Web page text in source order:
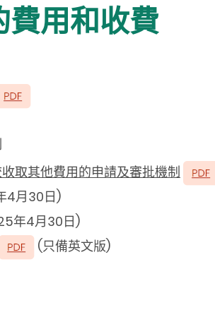
用和收費
取其他費用的申請及審批機制
4月30日)
年4月30日)
(只備英文版)